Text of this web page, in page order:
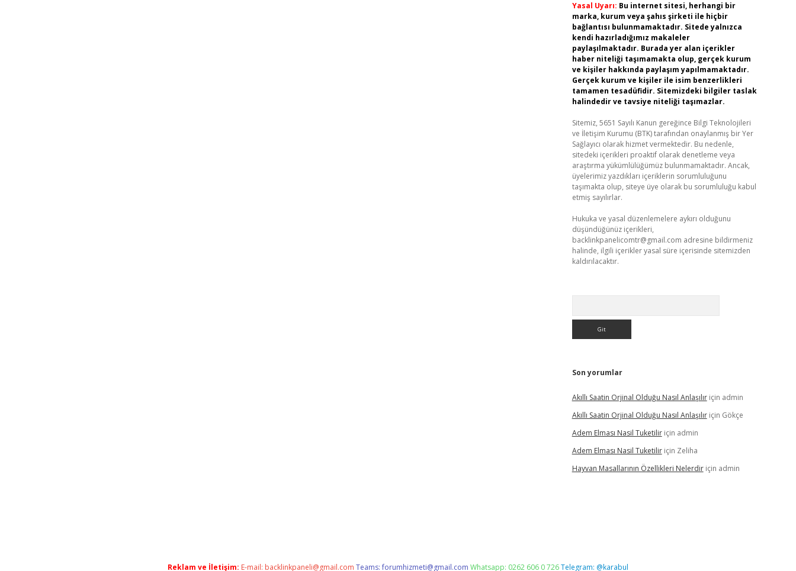
Yasal Uyarı: Bu internet sitesi, herhangi bir
marka, kurum veya şahıs şirketi ile hiçbir
bağlantısı bulunmamaktadır. Sitede yalnızca
kendi hazırladığımız makaleler
paylaşılmaktadır. Burada yer alan içerikler
haber niteliği taşımamakta olup, gerçek kurum
ve kişiler hakkında paylaşım yapılmamaktadır.
Gerçek kurum ve kişiler ile isim benzerlikleri
tamamen tesadüfidir. Sitemizdeki bilgiler taslak
halindedir ve tavsiye niteliği taşımazlar.
Sitemiz, 5651 Sayılı Kanun gereğince Bilgi Teknolojileri
ve İletişim Kurumu (BTK) tarafından onaylanmış bir Yer
Sağlayıcı olarak hizmet vermektedir. Bu nedenle,
sitedeki içerikleri proaktif olarak denetleme veya
araştırma yükümlülüğümüz bulunmamaktadır. Ancak,
üyelerimiz yazdıkları içeriklerin sorumluluğunu
taşımakta olup, siteye üye olarak bu sorumluluğu kabul
etmiş sayılırlar.
Hukuka ve yasal düzenlemelere aykırı olduğunu
düşündüğünüz içerikleri,
backlinkpanelicomtr@gmail.com adresine bildirmeniz
halinde, ilgili içerikler yasal süre içerisinde sitemizden
kaldırılacaktır.
Son yorumlar
Akıllı Saatin Orjinal Olduğu Nasıl Anlaşılıriçin admin
Akıllı Saatin Orjinal Olduğu Nasıl Anlaşılıriçin Gökçe
Adem Elması Nasil Tuketiliriçin admin
Adem Elması Nasil Tuketiliriçin Zeliha
Hayvan Masallarının Özellikleri Nelerdiriçin admin
Reklam ve İletişim: E-mail: backlinkpaneli@gmail.com Teams:forumhizmeti@gmail.com Whatsapp: 0262 606 0 726Telegram: @karabul